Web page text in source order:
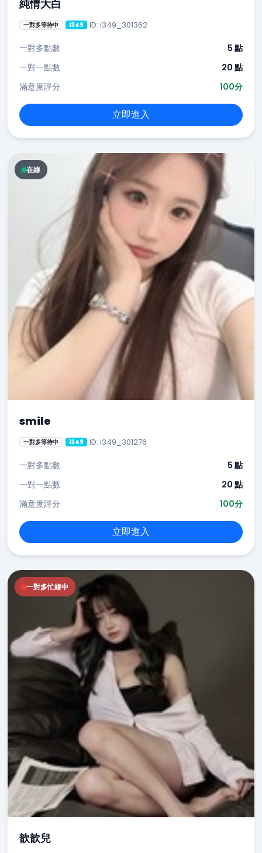
純情大白
一對多等待中 i349 ID: i349_301362
一對多點數
5 點
一對一點數
20 點
滿意度評分
100分
立即進入
在線
smile
一對多等待中 i349 ID: i349_301276
一對多點數
5 點
一對一點數
20 點
滿意度評分
100分
立即進入
一對多忙線中
歆歆兒